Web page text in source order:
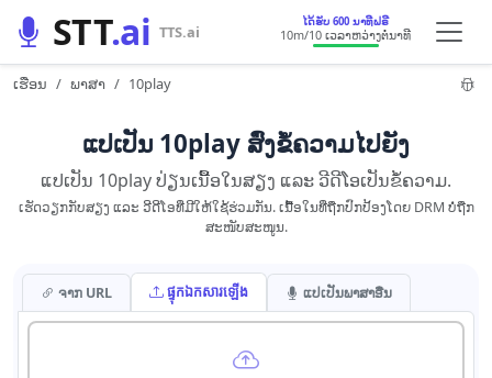
STT.ai TTS.ai ໄດ້ຮັບ 600 ນາທີຟຣີ
10m/10 ເວລາ​ຫວ່າງ​ຕໍ່​ນາທີ
ເຮືອນ ພາສາ 10play
ແປ​ເປັນ 10play ສົ່ງ​ຂໍ້ຄວາມ​ໄປ​ຍັງ​
ແປ​ເປັນ 10play ປ່ຽນເນື້ອໃນ​ສຽງ ແລະ ວີດີໂອ​ເປັນ​ຂໍ້ຄວາມ.
ເຮັດວຽກ​ກັບ​ສຽງ ແລະ ວີດີໂອ​ທີ່​ມີ​ໃຫ້​ໃຊ້​ຮ່ວມກັນ. ເນື້ອໃນ​ທີ່​ຖືກ​ປົກປ້ອງ​ໂດຍ DRM ບໍ່​ຖືກ​
ສະໜັບສະໜູນ.
ຈາກ URL ផ្ទុក​ឯកសារ​ឡើង ແປ​ເປັນ​ພາສາ​ອື່ນ​